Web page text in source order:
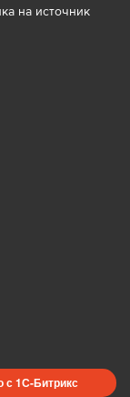
на источник
с 1С-Битрикс